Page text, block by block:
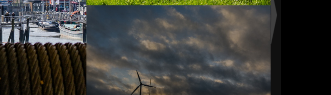
Impressionen-Husum-02
6085 Aufrufe